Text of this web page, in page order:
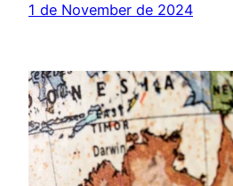
1 de November de 2024